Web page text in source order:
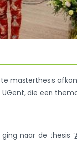
masterthesis
die een
naar de thesis ‘